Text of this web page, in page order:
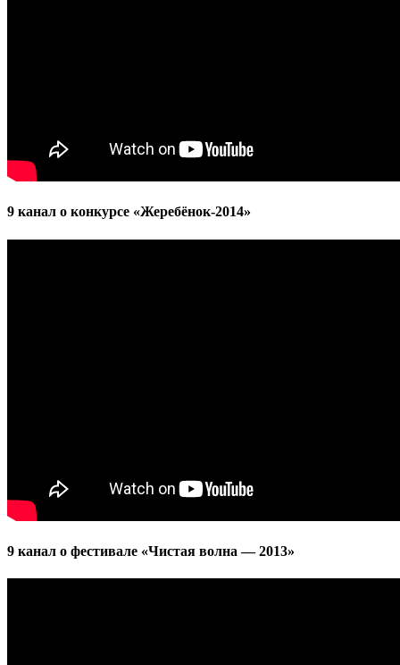
9 канал о конкурсе «Жеребёнок-2014»
9 канал о фестивале «Чистая волна — 2013»